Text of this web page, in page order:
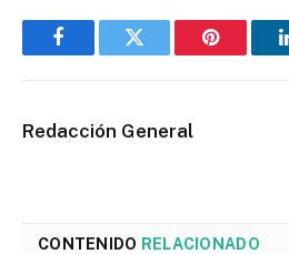
FacebookTwitter Pinterest
Redacción General
CONTENIDO RELACIONADO